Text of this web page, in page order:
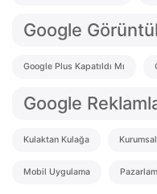
Google
Google Plus Kapatıldı Mı
Google
Kulaktan Kulağa
Mobil Uygulama